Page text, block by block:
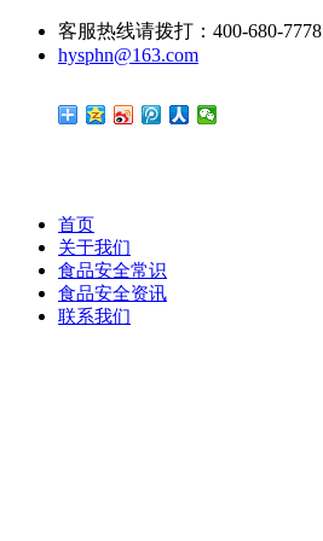
客服热线请拨打：400-680-7778
hysphn@163.com
首页
关于我们
食品安全常识
食品安全资讯
联系我们